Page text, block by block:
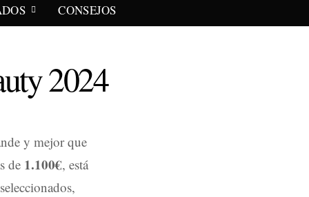
CONSEJOS
2024
y mejor que
de 1.100€, está